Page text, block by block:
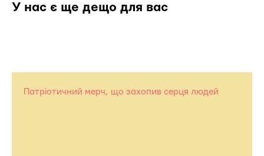
У нас є ще дещо для вас
Патріотичний мерч, що захопив серця людей